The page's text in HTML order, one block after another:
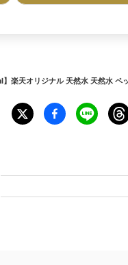
】楽天オリジナル 天然水 天然水 ペ